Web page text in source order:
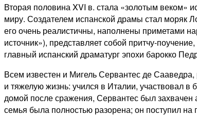
Вторая половина XVI в. стала «золотым веком»
миру. Создателем испанской драмы стал моряк
его очень реалистичны, наполнены приметами
источник»), представляет собой притчу-
главный испанский драматург эпохи барокко
Всем известен и Мигель Сервантес де
и тяжелую жизнь: учился в Италии, участвовал
домой после сражения, Сервантес был захвачен
семья была полностью разорена; он поступил